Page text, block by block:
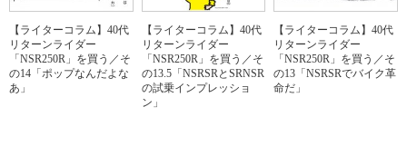
【ライターコラム】40代
リターンライダー
「NSR250R」を買う／そ
の14「ポップなんだよな
あ」
【ライターコラム】40代
リターンライダー
「NSR250R」を買う／そ
の13.5「NSRSRとSRNSR
の試乗インプレッショ
ン」
【ライターコラム】40代
リターンライダー
「NSR250R」を買う／そ
の13「NSRSRでバイク革
命だ」